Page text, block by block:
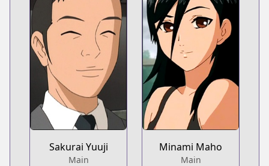
Minami Maho
Main
Sakurai Yuuji
Main